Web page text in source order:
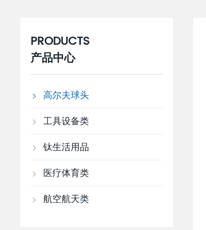
PRODUCTS
产品中心
高尔夫球头
工具设备类
钛生活用品
医疗体育类
航空航天类